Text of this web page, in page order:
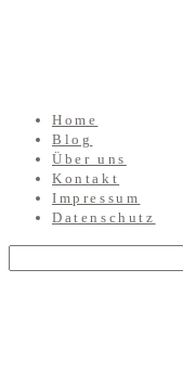
Home
Blog
Über uns
Kontakt
Impressum
Datenschutz